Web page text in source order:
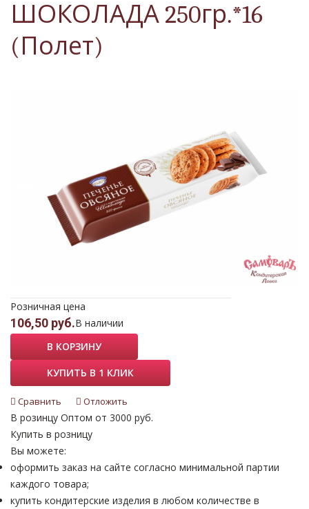
ШОКОЛАДА 250гр.*16
(Полет)
Розничная цена
106,50 руб.В наличии
В КОРЗИНУ
КУПИТЬ В 1 КЛИК
Сравнить Отложить
В розинцу Оптом от 3000 руб.
Купить в розницу
Вы можете:
оформить заказ на сайте согласно минимальной партии
каждого товара;
купить кондитерские изделия в любом количестве в